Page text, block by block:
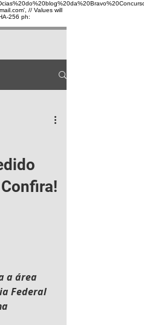
// Values will
256 ph:
a área
Federal